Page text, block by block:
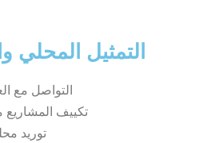
التمثيل المحلي
التواصل مع
تكييف المشاريع
توريد